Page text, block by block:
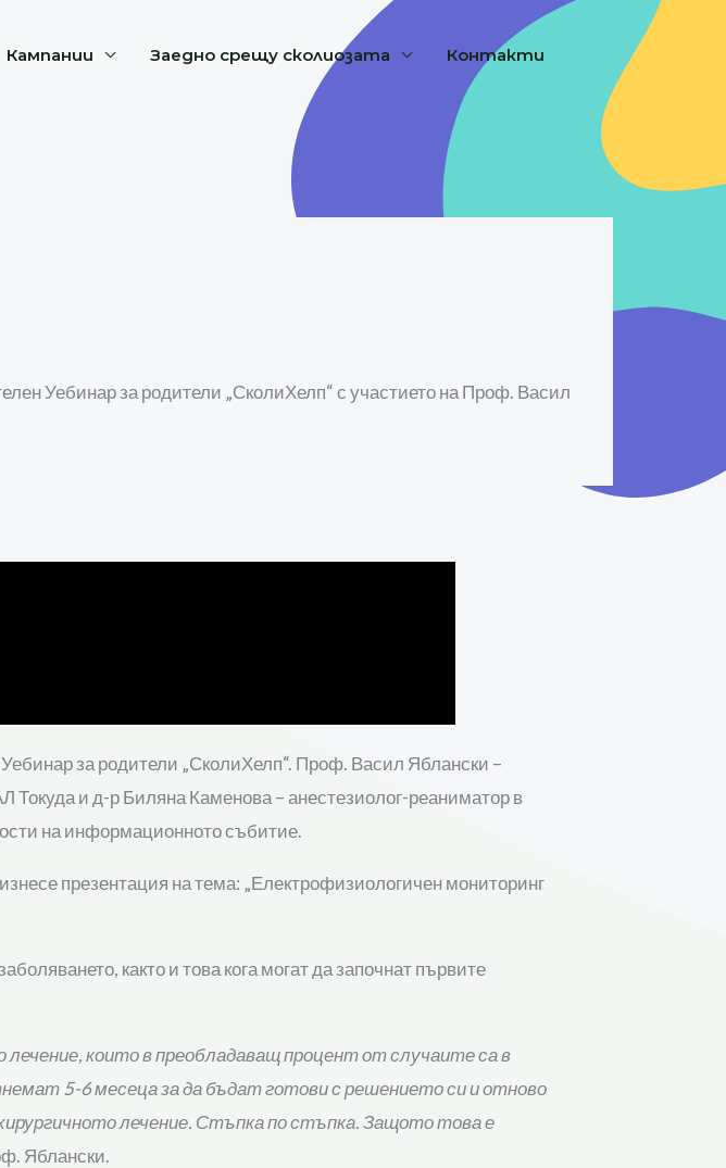
Кампании Заедно срещу сколиозата Контакти
Уебинар за родители „СколиХелп“ с участието на Проф. Васил
за родители „СколиХелп“. Проф. Васил Яблански –
и д-р Биляна Каменова – анестезиолог-реаниматор в
на информационното събитие.
презентация на тема: „Електрофизиологичен мониторинг
както и това кога могат да започнат първите
лечение, които в преобладаващ процент от случаите са в
5-6 месеца за да бъдат готови с решението си и отново
лечение. Стъпка по стъпка. Защото това е
Яблански.